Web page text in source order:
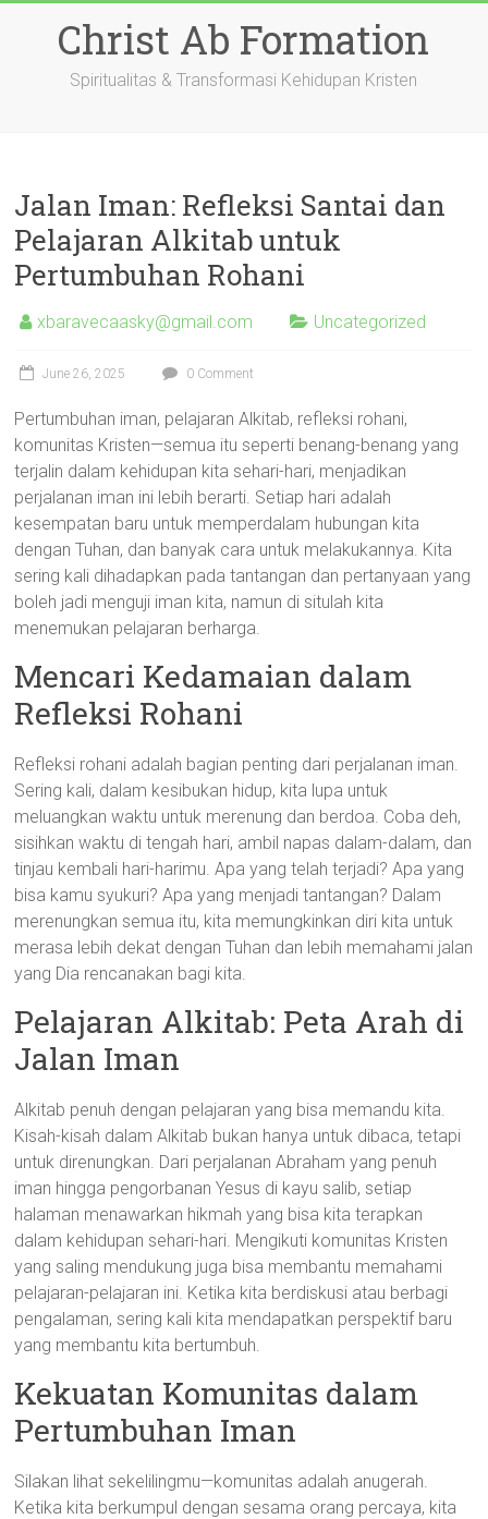
Christ Ab Formation
Spiritualitas & Transformasi Kehidupan Kristen
Jalan Iman: Refleksi Santai dan
Pelajaran Alkitab untuk
Pertumbuhan Rohani
xbaravecaasky@gmail.com Uncategorized
June 26, 2025 0 Comment
Pertumbuhan iman, pelajaran Alkitab, refleksi rohani,
komunitas Kristen—semua itu seperti benang-benang yang
terjalin dalam kehidupan kita sehari-hari, menjadikan
perjalanan iman ini lebih berarti. Setiap hari adalah
kesempatan baru untuk memperdalam hubungan kita
dengan Tuhan, dan banyak cara untuk melakukannya. Kita
sering kali dihadapkan pada tantangan dan pertanyaan yang
boleh jadi menguji iman kita, namun di situlah kita
menemukan pelajaran berharga.
Mencari Kedamaian dalam
Refleksi Rohani
Refleksi rohani adalah bagian penting dari perjalanan iman.
Sering kali, dalam kesibukan hidup, kita lupa untuk
meluangkan waktu untuk merenung dan berdoa. Coba deh,
sisihkan waktu di tengah hari, ambil napas dalam-dalam, dan
tinjau kembali hari-harimu. Apa yang telah terjadi? Apa yang
bisa kamu syukuri? Apa yang menjadi tantangan? Dalam
merenungkan semua itu, kita memungkinkan diri kita untuk
merasa lebih dekat dengan Tuhan dan lebih memahami jalan
yang Dia rencanakan bagi kita.
Pelajaran Alkitab: Peta Arah di
Jalan Iman
Alkitab penuh dengan pelajaran yang bisa memandu kita.
Kisah-kisah dalam Alkitab bukan hanya untuk dibaca, tetapi
untuk direnungkan. Dari perjalanan Abraham yang penuh
iman hingga pengorbanan Yesus di kayu salib, setiap
halaman menawarkan hikmah yang bisa kita terapkan
dalam kehidupan sehari-hari. Mengikuti komunitas Kristen
yang saling mendukung juga bisa membantu memahami
pelajaran-pelajaran ini. Ketika kita berdiskusi atau berbagi
pengalaman, sering kali kita mendapatkan perspektif baru
yang membantu kita bertumbuh.
Kekuatan Komunitas dalam
Pertumbuhan Iman
Silakan lihat sekelilingmu—komunitas adalah anugerah.
Ketika kita berkumpul dengan sesama orang percaya, kita